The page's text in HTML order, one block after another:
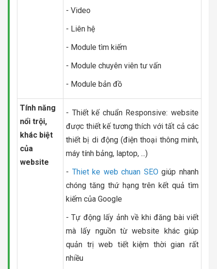
- Video
- Liên hệ
- Module tìm kiếm
- Module chuyên viên tư vấn
- Module bản đồ
Tính năng
nổi trội,
khác biệt
của
website
- Thiết kế chuẩn Responsive: website
được thiết kế tương thích với tất cả các
thiết bị di động (điện thoại thông minh,
máy tính bảng, laptop, ...)
- Thiet ke web chuan SEOgiúp nhanh
chóng tăng thứ hạng trên kết quả tìm
kiếm của Google
- Tự động lấy ảnh về khi đăng bài viết
mà lấy nguồn từ website khác giúp
quản trị web tiết kiệm thời gian rất
nhiều